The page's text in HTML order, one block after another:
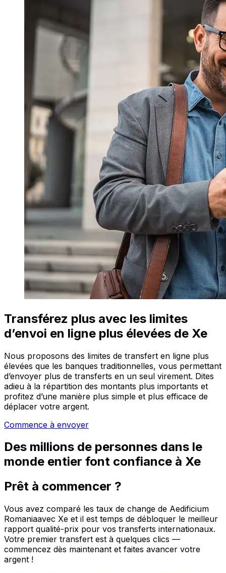
Transférez plus avec les limites
d’envoi en ligne plus élevées de Xe
Nous proposons des limites de transfert en ligne plus
élevées que les banques traditionnelles, vous permettant
d’envoyer plus de transferts en un seul virement. Dites
adieu à la répartition des montants plus importants et
profitez d’une manière plus simple et plus efficace de
déplacer votre argent.
Commence à envoyer
Des millions de personnes dans le
monde entier font confiance à Xe
Prêt à commencer ?
Vous avez comparé les taux de change de Aedificium
Romaniaavec Xe et il est temps de débloquer le meilleur
rapport qualité-prix pour vos transferts internationaux.
Votre premier transfert est à quelques clics —
commencez dès maintenant et faites avancer votre
argent !